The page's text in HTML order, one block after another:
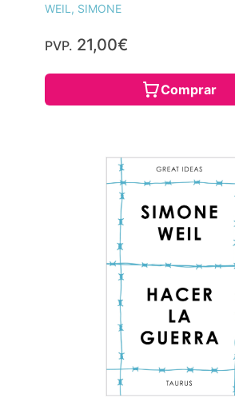
WEIL, SIMONE
PVP. 21,00€
Comprar